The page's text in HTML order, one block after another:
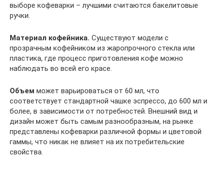
выборе кофеварки – лучшими считаются бакелитовые
ручки.
Материал кофейника. Существуют модели с
прозрачным кофейником из жаропрочного стекла или
пластика, где процесс приготовления кофе можно
наблюдать во всей его красе.
Объем может варьироваться от 60 мл, что
соответствует стандартной чашке эспрессо, до 600 мл и
более, в зависимости от потребностей. Внешний вид и
дизайн может быть самым разнообразным, на рынке
представлены кофеварки различной формы и цветовой
гаммы, что никак не влияет на их потребительские
свойства.